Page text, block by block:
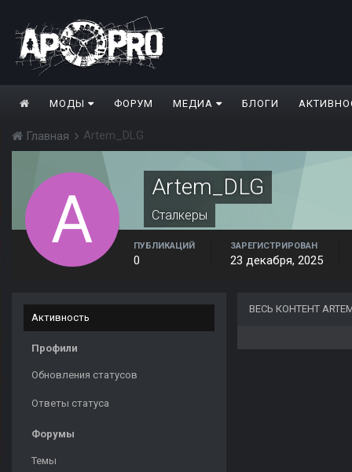
МОДЫ ФОРУМ МЕДИА БЛОГИ
Главная Artem_DLG
Artem_DLG
Сталкеры
ПУБЛИКАЦИЙ
0
ЗАРЕГИСТРИРОВАН
23 декабря, 2025
Активность
Профили
Обновления статусов
Ответы статуса
Форумы
Темы
ВЕСЬ КОНТЕНТ